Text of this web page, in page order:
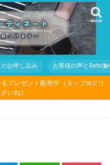
search
のお申し込み お客様の声とBefore
プレゼント配布中（タップorクリ
いね）